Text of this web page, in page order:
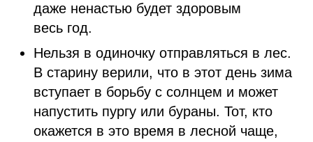
даже ненастью будет здоровым
весь год.
Нельзя в одиночку отправляться в лес.
В старину верили, что в этот день зима
вступает в борьбу с солнцем и может
напустить пургу или бураны. Тот, кто
окажется в это время в лесной чаще,